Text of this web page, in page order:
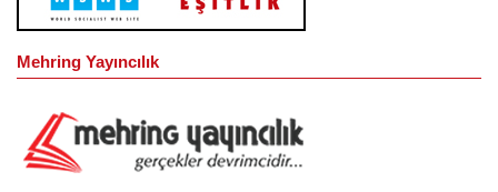
Mehring Yayıncılık